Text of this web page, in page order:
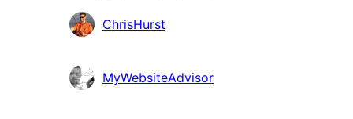
Những
đóng
góp
ChrisHurst
MyWebsiteAdvisor